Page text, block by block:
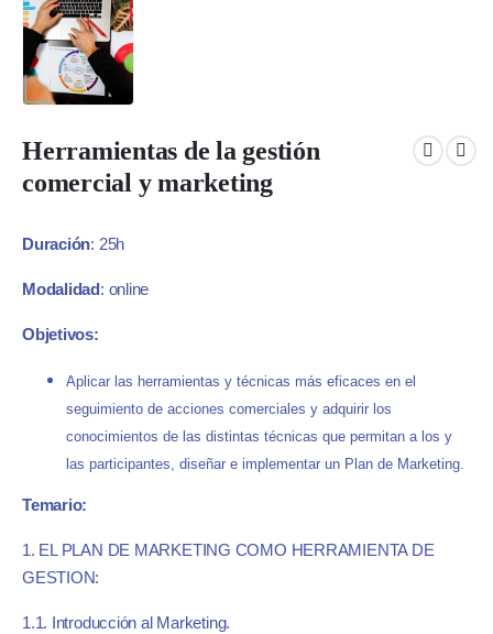
Herramientas de la gestión
comercial y marketing
Duración: 25h
Modalidad : online
Objetivos:
Aplicar las herramientas y técnicas más eficaces en el
seguimiento de acciones comerciales y adquirir los
conocimientos de las distintas técnicas que permitan a los y
las participantes, diseñar e implementar un Plan de Marketing.
Temario:
1. EL PLAN DE MARKETING COMO HERRAMIENTA DE
GESTION:
1.1. Introducción al Marketing.